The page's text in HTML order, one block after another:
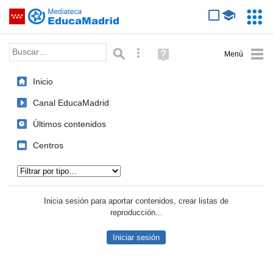
Saltar navegación
Palabra o frase: Búsqueda avanzada
Ayuda
(en
Inicio
Canal EducaMadrid
Últimos contenidos
Centros
Inicia sesión para aportar contenidos, crear listas de
reproducción...
Iniciar sesión